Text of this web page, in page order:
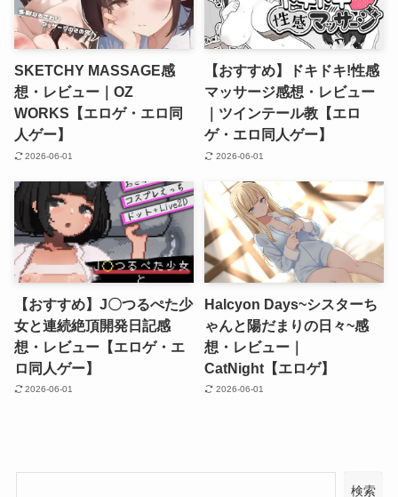
SKETCHY MASSAGE感
想・レビュー｜OZ
WORKS【エロゲ・エロ同
人ゲー】
2026-06-01
【おすすめ】ドキドキ!性感
マッサージ感想・レビュー
｜ツインテール教【エロ
ゲ・エロ同人ゲー】
2026-06-01
【おすすめ】J〇つるぺた少
女と連続絶頂開発日記感
想・レビュー【エロゲ・エ
ロ同人ゲー】
2026-06-01
Halcyon Days~シスターち
ゃんと陽だまりの日々~感
想・レビュー｜
CatNight【エロゲ】
2026-06-01
検索